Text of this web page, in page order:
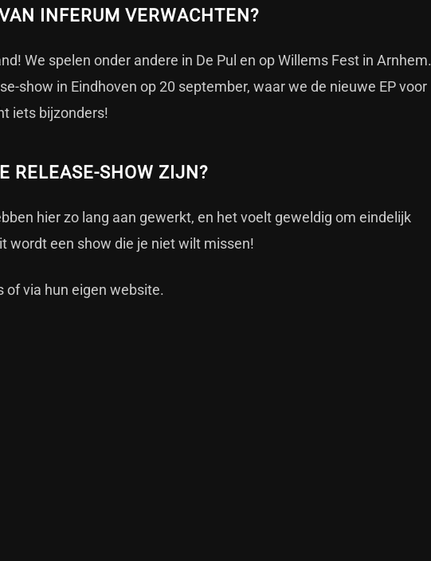
INFERUM VERWACHTEN?
We spelen onder andere in De Pul en op Willems Fest in Arnhem.
show in Eindhoven op 20 september, waar we de nieuwe EP voor
iets bijzonders!
RELEASE-SHOW ZIJN?
hier zo lang aan gewerkt, en het voelt geweldig om eindelijk
wordt een show die je niet wilt missen!
of via hun eigen website.